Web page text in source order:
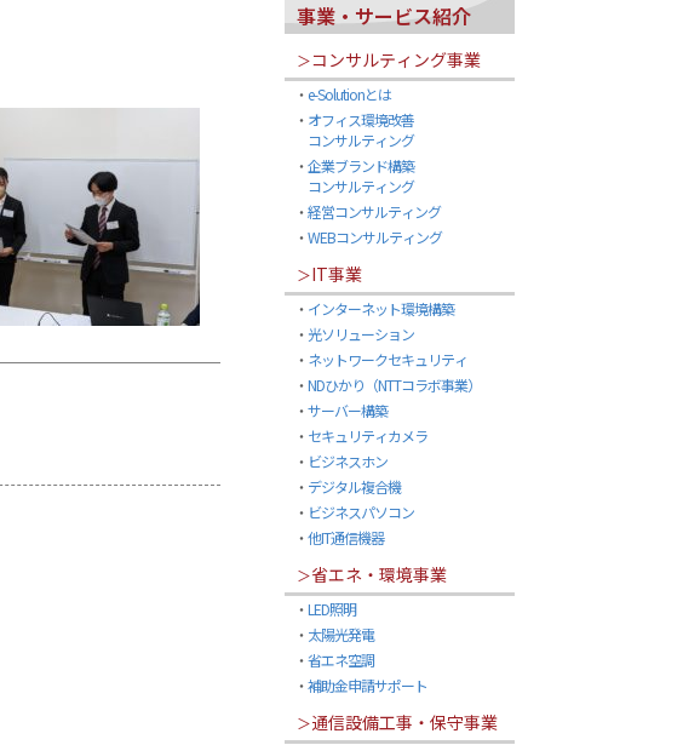
事業・サービス紹介
＞コンサルティング事業
・ e-Solutionとは
・ オフィス環境改善
コンサルティング
・企業ブランド構築
コンサルティング
・経営コンサルティング
・WEBコンサルティング
＞IT事業
・ インターネット環境構築
・ 光ソリューション
・ ネットワークセキュリティ
・NDひかり（NTTコラボ事業）
・サーバー構築
・ セキュリティカメラ
・ ビジネスホン
・ デジタル複合機
・ ビジネスパソコン
・他IT通信機器
＞省エネ・環境事業
・LED照明
・ 太陽光発電
・省エネ空調
・補助金申請サポート
＞通信設備工事・保守事業